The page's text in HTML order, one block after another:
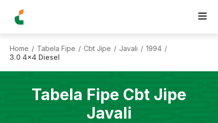
Home / Tabela Fipe / Cbt Jipe / Javali / 1994 /
3.0 4x4 Diesel
Tabela Fipe Cbt Jipe
Javali